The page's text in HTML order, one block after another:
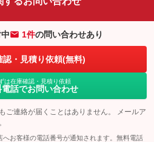
1件の問い合わせあり
認・見積り依頼(無料)
は在庫確認・見積り依頼
電話でお問い合わせ
ご連絡が届くことはありません。 メールア
お客様の電話番号が通知されます。無料電話